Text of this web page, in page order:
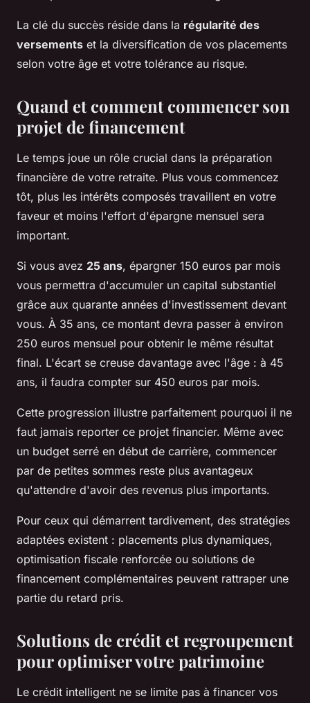
La clé du succès réside dans la régularité des
versements et la diversification de vos placements
selon votre âge et votre tolérance au risque.
Quand et comment commencer son
projet de financement
Le temps joue un rôle crucial dans la préparation
financière de votre retraite. Plus vous commencez
tôt, plus les intérêts composés travaillent en votre
faveur et moins l'effort d'épargne mensuel sera
important.
Si vous avez 25 ans, épargner 150 euros par mois
vous permettra d'accumuler un capital substantiel
grâce aux quarante années d'investissement devant
vous. À 35 ans, ce montant devra passer à environ
250 euros mensuel pour obtenir le même résultat
final. L'écart se creuse davantage avec l'âge : à 45
ans, il faudra compter sur 450 euros par mois.
Cette progression illustre parfaitement pourquoi il ne
faut jamais reporter ce projet financier. Même avec
un budget serré en début de carrière, commencer
par de petites sommes reste plus avantageux
qu'attendre d'avoir des revenus plus importants.
Pour ceux qui démarrent tardivement, des stratégies
adaptées existent : placements plus dynamiques,
optimisation fiscale renforcée ou solutions de
financement complémentaires peuvent rattraper une
partie du retard pris.
Solutions de crédit et regroupement
pour optimiser votre patrimoine
Le crédit intelligent ne se limite pas à financer vos